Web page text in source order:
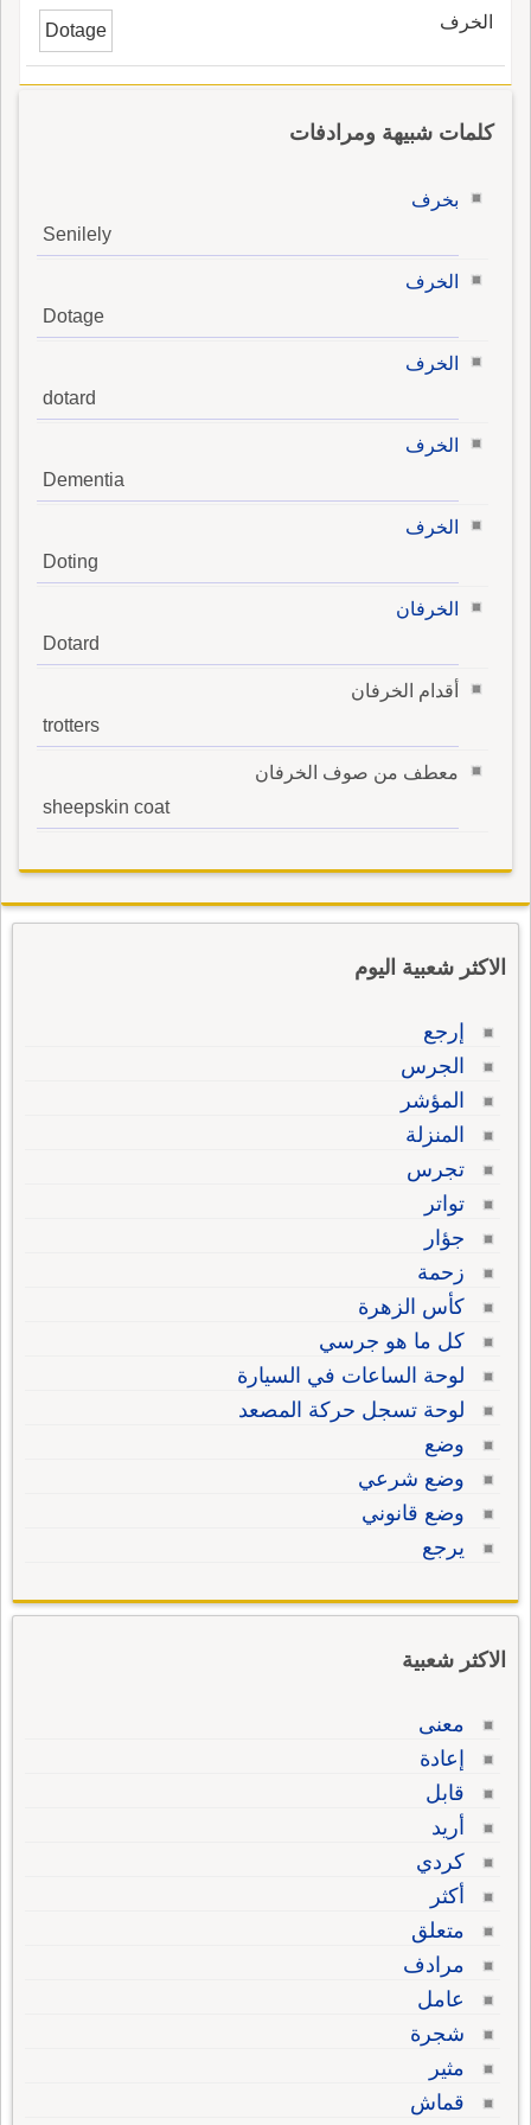
الخرف Dotage
كلمات شبيهة ومرادفات
بخرف
Senilely
الخرف
Dotage
الخرف
dotard
الخرف
Dementia
الخرف
Doting
الخرفان
Dotard
أقدام الخرفان
trotters
معطف من صوف الخرفان
sheepskin coat
الاكثر شعبية اليوم
إرجع
الجرس
المؤشر
المنزلة
تجرس
تواتر
جؤار
زحمة
كأس الزهرة
كل ما هو جرسي
لوحة الساعات في السيارة
لوحة تسجل حركة المصعد
وضع
وضع شرعي
وضع قانوني
يرجع
الاكثر شعبية
معنى
إعادة
قابل
أريد
كردي
أكثر
متعلق
مرادف
عامل
شجرة
مثير
قماش